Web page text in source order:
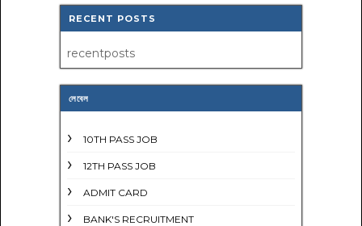
RECENT POSTS
recentposts
লেবেল
10TH PASS JOB
12TH PASS JOB
ADMIT CARD
BANK'S RECRUITMENT